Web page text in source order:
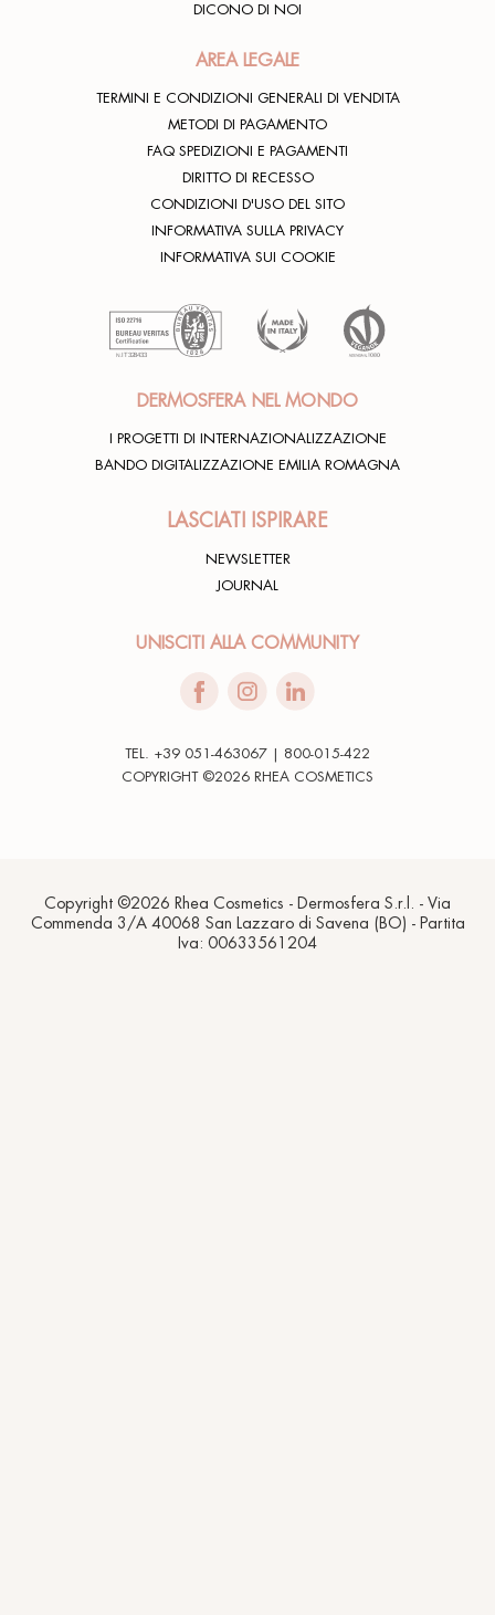
DICONO DI NOI
AREA LEGALE
TERMINI E CONDIZIONI GENERALI DI VENDITA
METODI DI PAGAMENTO
FAQ SPEDIZIONI E PAGAMENTI
DIRITTO DI RECESSO
CONDIZIONI D'USO DEL SITO
INFORMATIVA SULLA PRIVACY
INFORMATIVA SUI COOKIE
DERMOSFERA NEL MONDO
I PROGETTI DI INTERNAZIONALIZZAZIONE
BANDO DIGITALIZZAZIONE EMILIA ROMAGNA
LASCIATI ISPIRARE
NEWSLETTER
JOURNAL
UNISCITI ALLA COMMUNITY
TEL. +39 051-463067 | 800-015-422
COPYRIGHT ©2026 RHEA COSMETICS
Copyright ©2026 Rhea Cosmetics - Dermosfera S.r.l. - Via
Commenda 3/A 40068 San Lazzaro di Savena (BO) - Partita
Iva: 00633561204